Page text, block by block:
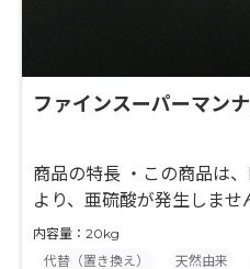
ファインスーパーマン
商品の特長 ・この商品は
より、亜硫酸が発生しませ
製造上キャリーオーバーと
・LPG乾燥したこんにゃ
内容量：20kg
代替（置き換え）
天然由来